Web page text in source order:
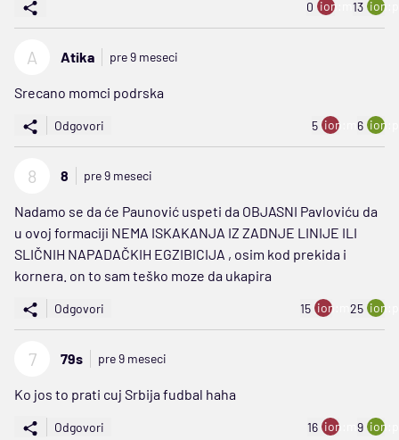
0 ion:minus
13
A Atika pre 9 meseci
Srecano momci podrska
Odgovori 5 ion:minus
6
8 8 pre 9 meseci
Nadamo se da će Paunović uspeti da OBJASNI Pavloviću da
u ovoj formaciji NEMA ISKAKANJA IZ ZADNJE LINIJE ILI
SLIČNIH NAPADAČKIH EGZIBICIJA , osim kod prekida i
kornera. on to sam teško moze da ukapira
Odgovori 15 ion:minus
25
7 79s pre 9 meseci
Ko jos to prati cuj Srbija fudbal haha
Odgovori 16 ion:minus
9